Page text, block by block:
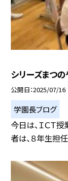
シリーズまつ
公開日 2025/07/16
学園長ブログ
今日は、ＩＣＴ
者は、８年生担